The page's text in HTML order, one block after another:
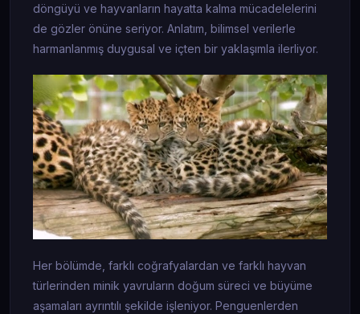
döngüyü ve hayvanların hayatta kalma mücadelelerini
de gözler önüne seriyor. Anlatım, bilimsel verilerle
harmanlanmış duygusal ve içten bir yaklaşımla ilerliyor.
Her bölümde, farklı coğrafyalardan ve farklı hayvan
türlerinden minik yavruların doğum süreci ve büyüme
aşamaları ayrıntılı şekilde işleniyor. Penguenlerden